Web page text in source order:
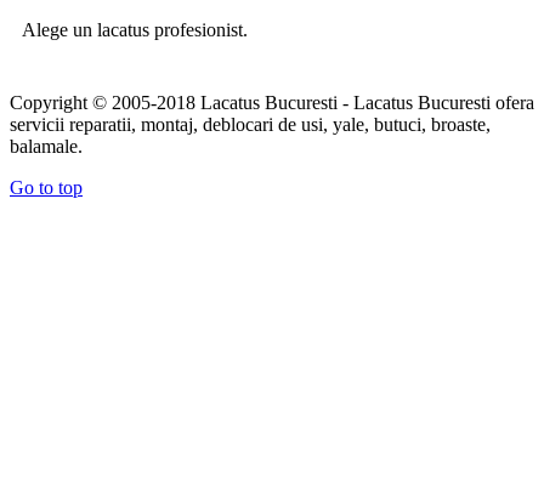
Alege un lacatus profesionist.
Copyright © 2005-2018 Lacatus Bucuresti - Lacatus Bucuresti ofera
servicii reparatii, montaj, deblocari de usi, yale, butuci, broaste,
balamale.
Go to top